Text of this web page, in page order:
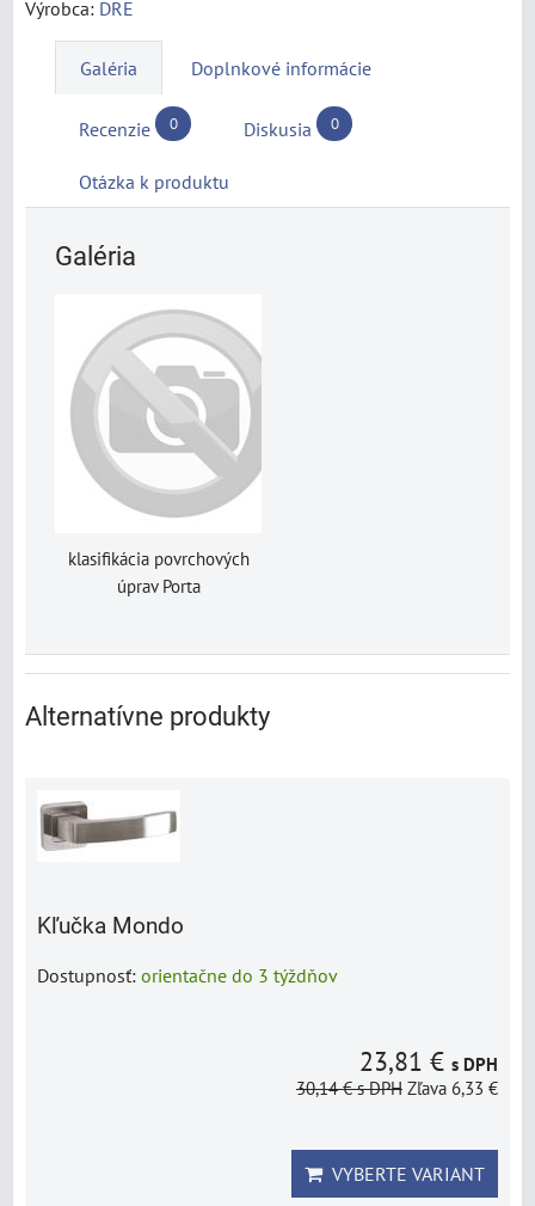
Výrobca: DRE
Galéria Doplnkové informácie
Recenzie 0 Diskusia 0
Otázka k produktu
Galéria
klasifikácia povrchových
úprav Porta
Alternatívne produkty
Kľučka Mondo
Dostupnosť: orientačne do 3 týždňov
23,81 € s DPH
30,14 €s DPH Zľava 6,33 €
VYBERTE VARIANT